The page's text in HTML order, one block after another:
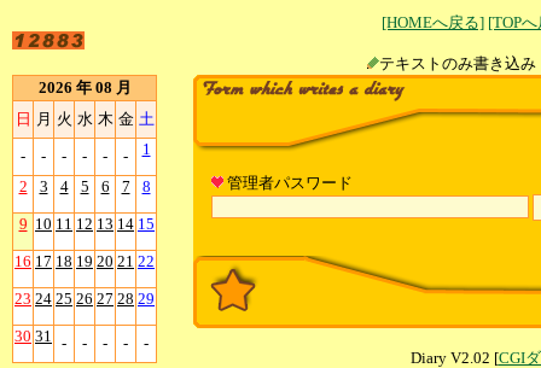
[HOMEへ戻る] [TOP
テキストのみ書
2026 年 08 月
日 月 火 水 木 金 土
- - - - - - 1
2 3 4 5 6 7 8
9 10 11 12 13 14 15
16 17 18 19 20 21 22
23 24 25 26 27 28 29
30 31 - - - - -
管理者パスワード
Diary V2.02 [CGI